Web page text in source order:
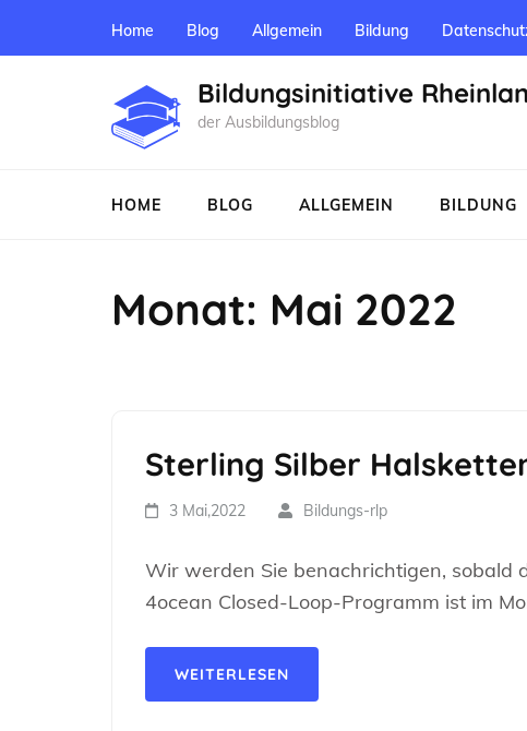
Home Blog Allgemein Bildung
Bildungsinitiative
der Ausbildungsblog
HOME BLOG ALLGEMEIN BILDUNG
Monat: Mai 2022
Sterling Silber
3 Mai,2022 Bildungs-rlp
Wir werden Sie benachrichtigen, sobald
4ocean Closed-Loop-Programm ist im
WEITERLESEN